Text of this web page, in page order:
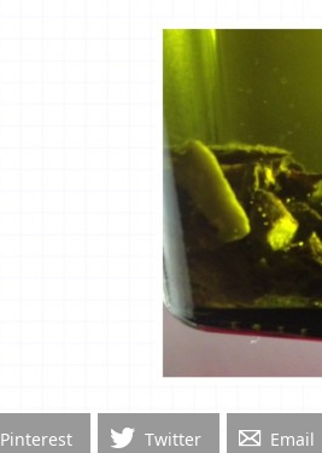
Pinterest Twitter Email